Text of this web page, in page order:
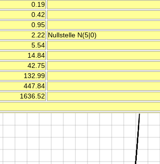
0.19
0.42
0.95
2.22 Nullstelle N(5|0)
5.54
14.84
42.75
132.99
447.84
1636.52